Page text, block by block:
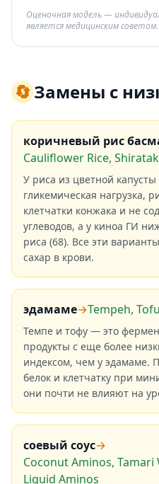
Оценочная модель —
является медицинским советом.
🔄Замены с
коричневый рис
Cauliflower Rice,
У риса из цветной
гликемическая нагрузка,
клетчатки конжака и не
углеводов, а у киноа ГИ
риса (68). Все эти
сахар в крови.
эдамаме→Tempeh,
Темпе и тофу — это
продукты с еще более
индексом, чем у эдамаме.
белок и клетчатку при
они почти не влияют на
соевый соус→
Coconut Aminos, Tamari
Liquid Aminos